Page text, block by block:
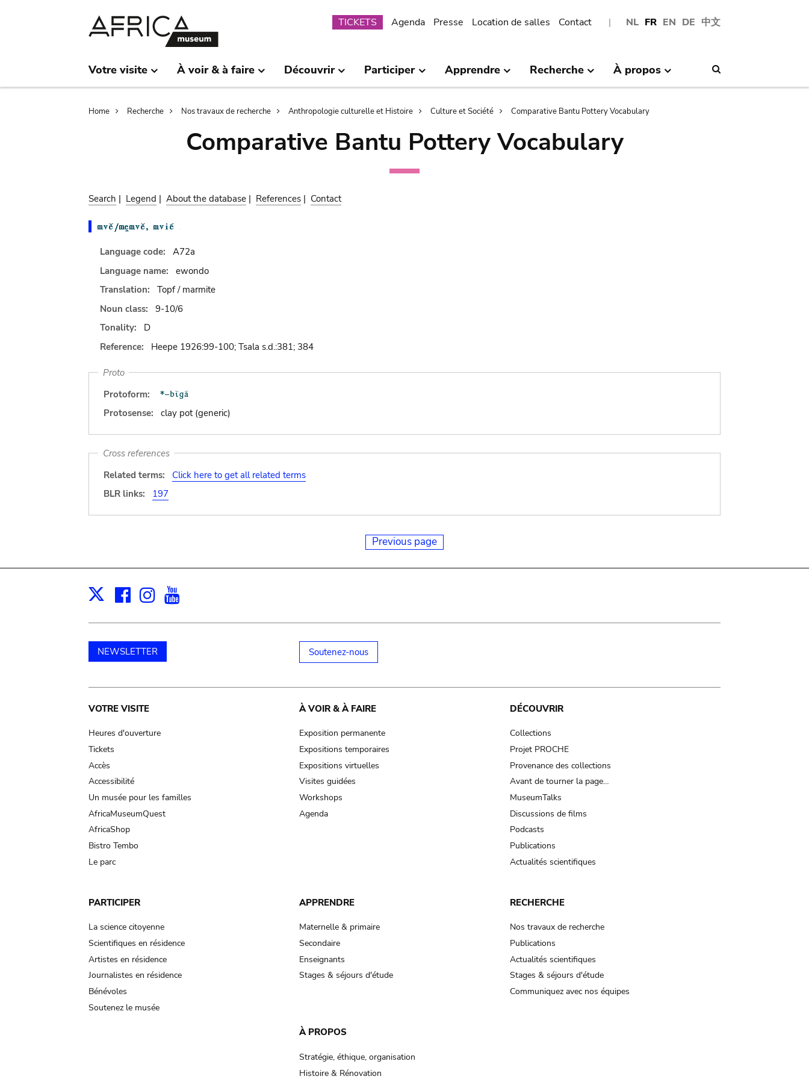
NL FR EN DE 中文
Submenu
TICKETS Agenda Presse Location de salles Contact
Votre visite À voir & à faire Découvrir Participer Apprendre Recherche À propos
Breadcrumb
Home Recherche Nos travaux de recherche Anthropologie culturelle et Histoire Culture et Société Comparative Bantu Pottery Vocabulary
Comparative Bantu Pottery Vocabulary
Search | Legend | About the database | References | Contact
Language code:
A72a
Language name:
ewondo
Translation:
Topf / marmite
Noun class:
9-10/6
Tonality:
D
Reference:
Heepe 1926:99-100; Tsala s.d.:381; 384
Proto
Protoform:
Protosense:
clay pot (generic)
Cross references
Related terms:
Click here to get all related terms
BLR links:
197
Previous page
X Facebook
Instagram
NEWSLETTER Soutenez-nous
Main
navigation
VOTRE VISITE
Heures d'ouverture
Tickets
Accès
Accessibilité
Un musée pour les familles
AfricaMuseumQuest
AfricaShop
Bistro Tembo
Le parc
À VOIR & À FAIRE
Exposition permanente
Expositions temporaires
Expositions virtuelles
Visites guidées
Workshops
Agenda
DÉCOUVRIR
Collections
Projet PROCHE
Provenance des collections
Avant de tourner la page…
MuseumTalks
Discussions de films
Podcasts
Publications
Actualités scientifiques
PARTICIPER
La science citoyenne
Scientifiques en résidence
Artistes en résidence
Journalistes en résidence
Bénévoles
Soutenez le musée
APPRENDRE
Maternelle & primaire
Secondaire
Enseignants
Stages & séjours d'étude
RECHERCHE
Nos travaux de recherche
Publications
Actualités scientifiques
Stages & séjours d'étude
Communiquez avec nos équipes
À PROPOS
Stratégie, éthique, organisation
Histoire & Rénovation